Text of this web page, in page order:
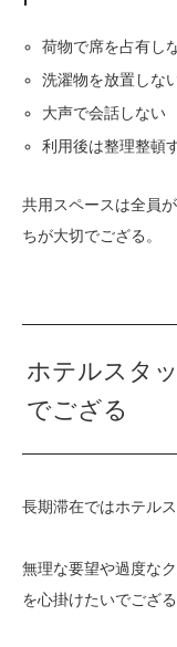
荷物で席を占有し
洗濯物を放置しな
大声で会話しない
利用後は整理整頓
共用スペースは全員
ちが大切でござる。
ホテルスタ
でござる
長期滞在ではホテル
無理な要望や過度な
を心掛けたいでござる